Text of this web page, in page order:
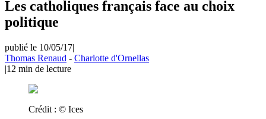
Les catholiques français face au choix
politique
publié le 10/05/17|
Thomas Renaud - Charlotte d'Ornellas
|12 min de lecture
Crédit : © Ices